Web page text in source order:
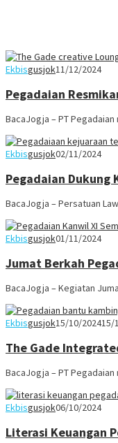
Ekbisgusjok11/12/2024
Pegadaian
BacaJogja – PT
Ekbisgusjok02/11/2024
Pegadaian Dukung
BacaJogja – Persatuan
Ekbisgusjok01/11/2024
Jumat Berkah
BacaJogja – Kegiatan
Ekbisgusjok15/10/202415/
The Gade
BacaJogja – PT
Ekbisgusjok06/10/2024
Literasi Keuangan